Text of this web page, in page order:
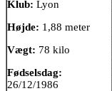
Klub: Lyon
Højde: 1,88 meter
Vægt: 78 kilo
Fødselsdag:
26/12/1986